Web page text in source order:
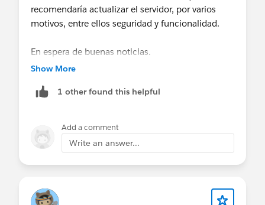
recomendaría actualizar el servidor, por varios
motivos, entre ellos seguridad y funcionalidad.
En espera de buenas noticias.
Show More
1 other found this helpful
Add a comment
Write an answer...